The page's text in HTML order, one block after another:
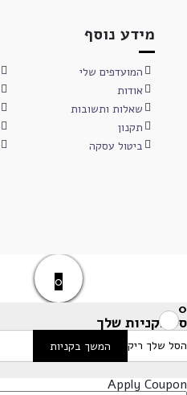
מידע נוסף
המועדפים שלי
אודות
שאלות ותשובות
תקנון
ביטול עסקה
0
0
סל הקניות שלך
הסל שלך ריק המשך בקניות
Apply Coupon